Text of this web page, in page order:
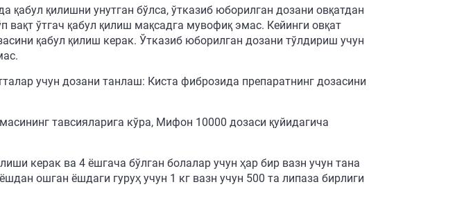
қабул қилишни унутган бўлса, ўтказиб юборилган дозани овқатдан
вақт ўтгач қабул қилиш мақсадга мувофиқ эмас. Кейинги овқат
қабул қилиш керак. Ўтказиб юборилган дозани тўлдириш учун
учун дозани танлаш: Киста фиброзида препаратнинг дозасини
тавсияларига кўра, Мифон 10000 дозаси қуйидагича
керак ва 4 ёшгача бўлган болалар учун ҳар бир вазн учун тана
ошган ёшдаги гуруҳ учун 1 кг вазн учун 500 та липаза бирлиги